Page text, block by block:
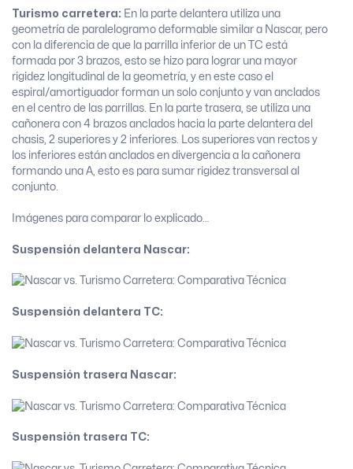
Turismo carretera: En la parte delantera utiliza una
geometría de paralelogramo deformable similar a Nascar, pero
con la diferencia de que la parrilla inferior de un TC está
formada por 3 brazos, esto se hizo para lograr una mayor
rigidez longitudinal de la geometría, y en este caso el
espiral/amortiguador forman un solo conjunto y van anclados
en el centro de las parrillas. En la parte trasera, se utiliza una
cañonera con 4 brazos anclados hacia la parte delantera del
chasis, 2 superiores y 2 inferiores. Los superiores van rectos y
los inferiores están anclados en divergencia a la cañonera
formando una A, esto es para sumar rigidez transversal al
conjunto.
Imágenes para comparar lo explicado…
Suspensión delantera Nascar:
Suspensión delantera TC:
Suspensión trasera Nascar:
Suspensión trasera TC: